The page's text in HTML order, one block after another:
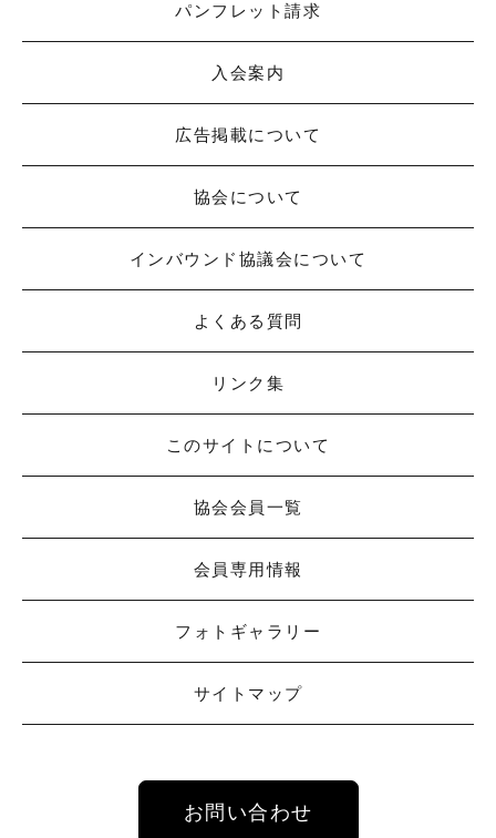
パンフレット請求
入会案内
広告掲載について
協会について
インバウンド協議会について
よくある質問
リンク集
このサイトについて
協会会員一覧
会員専用情報
フォトギャラリー
サイトマップ
お問い合わせ